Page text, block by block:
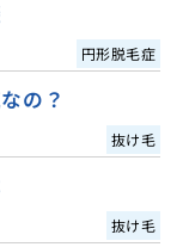
円形脱毛症
の？
抜け毛
抜け毛